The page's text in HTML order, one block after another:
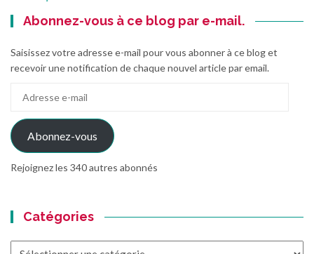
Abonnez-vous à ce blog par e-mail.
Saisissez votre adresse e-mail pour vous abonner à ce blog et
recevoir une notification de chaque nouvel article par email.
mail
Abonnez-vous
Rejoignez les 340 autres abonnés
Catégories